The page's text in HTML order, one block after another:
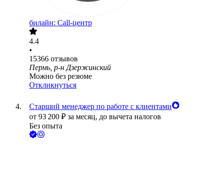
билайн: Call-центр
4.4
•
15366 отзывов
Пермь, р-н Дзержинский
Можно без резюме
Откликнуться
Старший менеджер по работе с клиентами
от 93 200 ₽ за месяц, до вычета налогов
Без опыта